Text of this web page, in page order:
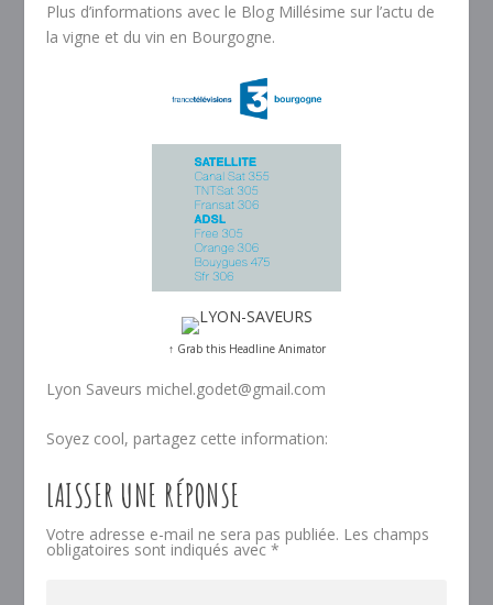
Plus d’informations avec le Blog Millésime sur l’actu de
la vigne et du vin en Bourgogne.
↑ Grab this Headline Animator
Lyon Saveurs michel.godet@gmail.com
Soyez cool, partagez cette information:
LAISSER UNE RÉPONSE
Votre adresse e-mail ne sera pas publiée. Les champs
obligatoires sont indiqués avec*